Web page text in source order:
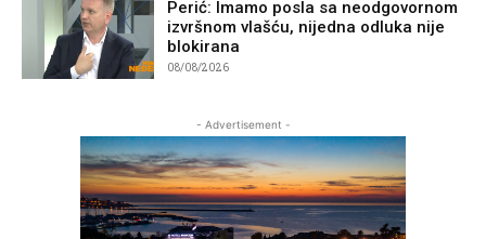
Perić: Imamo posla sa neodgovornom
izvršnom vlašću, nijedna odluka nije
blokirana
08/08/2026
- Advertisement -